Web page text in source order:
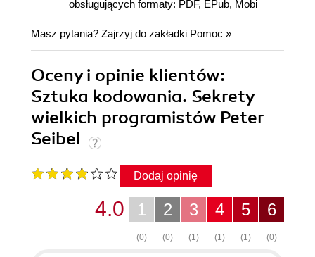
obsługujących formaty: PDF, EPub, Mobi
Masz pytania? Zajrzyj do zakładki Pomoc »
Oceny i opinie klientów:
Sztuka kodowania. Sekrety
wielkich programistów Peter
Seibel
Dodaj opinię
6
(0)
5
(1)
4
(1)
3
(1)
2
(0)
1
(0)
4.0